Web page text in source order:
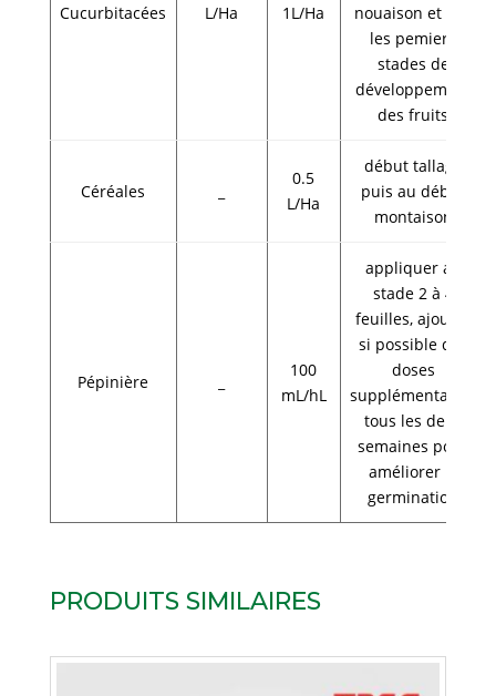
Cucurbitacées
L/Ha
1L/Ha
nouaison et dès
les pemiers
stades de
développement
des fruits
Céréales
0.5
L/Ha
début tallage
puis au début
montaison
Pépinière
100
mL/hL
appliquer au
stade 2 à 4
feuilles, ajouter
si possible des
doses
supplémentaires
tous les deux
semaines pour
améliorer la
germination
PRODUITS SIMILAIRES